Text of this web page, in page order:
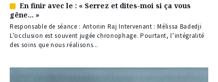
Article
réservé
à
nos
abonnés
En finir avec le : « Serrez et dites-moi si ça vous
gêne… »
Responsable de séance : Antonin Raj Intervenant : Mélissa Badedji
L’occlusion est souvent jugée chronophage. Pourtant, l’intégralité
des soins que nous réalisons...